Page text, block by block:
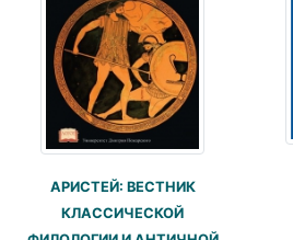
АРИСТЕЙ: ВЕСТНИК
КЛАССИЧЕСКОЙ